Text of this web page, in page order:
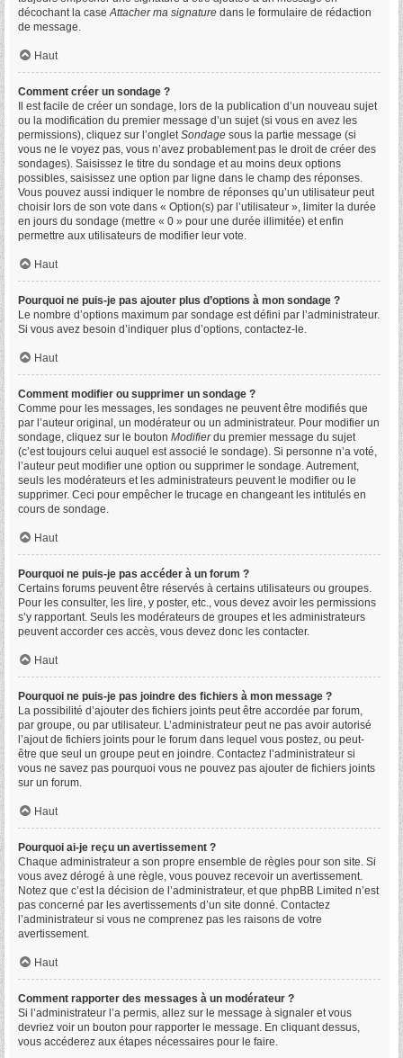
décochant la caseAttacher ma signature dans le formulaire de rédaction
de message.
Haut
Comment créer un sondage ?
Il est facile de créer un sondage, lors de la publication d’un nouveau sujet
ou la modification du premier message d’un sujet (si vous en avez les
permissions), cliquez sur l’ongletSondage sous la partie message (si
vous ne le voyez pas, vous n’avez probablement pas le droit de créer des
sondages). Saisissez le titre du sondage et au moins deux options
possibles, saisissez une option par ligne dans le champ des réponses.
Vous pouvez aussi indiquer le nombre de réponses qu’un utilisateur peut
choisir lors de son vote dans « Option(s) par l’utilisateur », limiter la durée
en jours du sondage (mettre « 0 » pour une durée illimitée) et enfin
permettre aux utilisateurs de modifier leur vote.
Haut
Pourquoi ne puis-je pas ajouter plus d’options à mon sondage ?
Le nombre d’options maximum par sondage est défini par l’administrateur.
Si vous avez besoin d’indiquer plus d’options, contactez-le.
Haut
Comment modifier ou supprimer un sondage ?
Comme pour les messages, les sondages ne peuvent être modifiés que
par l’auteur original, un modérateur ou un administrateur. Pour modifier un
sondage, cliquez sur le bouton Modifierdu premier message du sujet
(c’est toujours celui auquel est associé le sondage). Si personne n’a voté,
l’auteur peut modifier une option ou supprimer le sondage. Autrement,
seuls les modérateurs et les administrateurs peuvent le modifier ou le
supprimer. Ceci pour empêcher le trucage en changeant les intitulés en
cours de sondage.
Haut
Pourquoi ne puis-je pas accéder à un forum ?
Certains forums peuvent être réservés à certains utilisateurs ou groupes.
Pour les consulter, les lire, y poster, etc., vous devez avoir les permissions
s’y rapportant. Seuls les modérateurs de groupes et les administrateurs
peuvent accorder ces accès, vous devez donc les contacter.
Haut
Pourquoi ne puis-je pas joindre des fichiers à mon message ?
La possibilité d’ajouter des fichiers joints peut être accordée par forum,
par groupe, ou par utilisateur. L’administrateur peut ne pas avoir autorisé
l’ajout de fichiers joints pour le forum dans lequel vous postez, ou peut-
être que seul un groupe peut en joindre. Contactez l’administrateur si
vous ne savez pas pourquoi vous ne pouvez pas ajouter de fichiers joints
sur un forum.
Haut
Pourquoi ai-je reçu un avertissement ?
Chaque administrateur a son propre ensemble de règles pour son site. Si
vous avez dérogé à une règle, vous pouvez recevoir un avertissement.
Notez que c’est la décision de l’administrateur, et que phpBB Limited n’est
pas concerné par les avertissements d’un site donné. Contactez
l’administrateur si vous ne comprenez pas les raisons de votre
avertissement.
Haut
Comment rapporter des messages à un modérateur ?
Si l’administrateur l’a permis, allez sur le message à signaler et vous
devriez voir un bouton pour rapporter le message. En cliquant dessus,
vous accéderez aux étapes nécessaires pour le faire.